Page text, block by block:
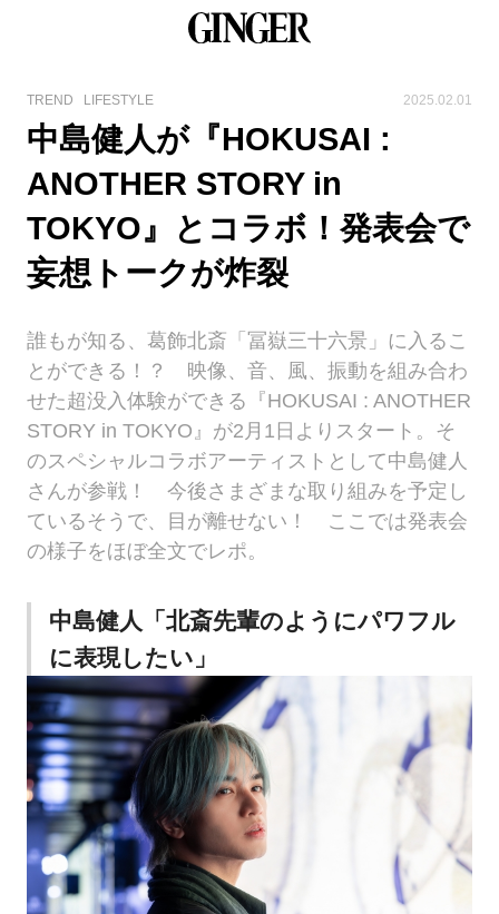
TREND LIFESTYLE 2025.02.01
中島健人が『HOKUSAI :
ANOTHER STORY in
TOKYO』とコラボ！発表会で
妄想トークが炸裂
誰もが知る、葛飾北斎「冨嶽三十六景」に入るこ
とができる！？ 映像、音、風、振動を組み合わ
せた超没入体験ができる『HOKUSAI : ANOTHER
STORY in TOKYO』が2月1日よりスタート。そ
のスペシャルコラボアーティストとして中島健人
さんが参戦！ 今後さまざまな取り組みを予定し
ているそうで、目が離せない！ ここでは発表会
の様子をほぼ全文でレポ。
中島健人「北斎先輩のようにパワフル
に表現したい」